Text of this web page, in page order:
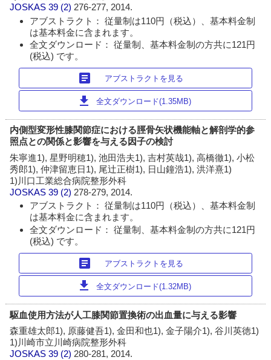
JOSKAS 39 (2) 276-277, 2014.
アブストラクト： 従量制は110円（税込）、基本料金制
は基本料金に含まれます。
全文ダウンロード： 従量制、基本料金制の方共に121円
(税込) です。
article アブストラクトを見る
download 全文ダウンロード(1.35MB)
内側型変形性膝関節症における脛骨矢状機能軸と解剖学的参
照点との関係と影響を与える因子の検討
朱寧進1), 星野明穂1), 池田浩夫1), 吉村英哉1), 高橋徹1), 小松
秀郎1), 仲津留恵日1), 尾辻正樹1), 日山鐘浩1), 洪洋熹1)
1)川口工業総合病院整形外科
JOSKAS 39 (2) 278-279, 2014.
アブストラクト： 従量制は110円（税込）、基本料金制
は基本料金に含まれます。
全文ダウンロード： 従量制、基本料金制の方共に121円
(税込) です。
article アブストラクトを見る
download 全文ダウンロード(1.32MB)
駆血使用方法が人工膝関節置換術の出血量に与える影響
森重雄太郎1), 原藤健吾1), 金田和也1), 金子陽介1), 谷川英徳1)
1)川崎市立川崎病院整形外科
JOSKAS 39 (2) 280-281, 2014.